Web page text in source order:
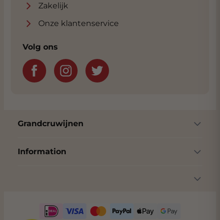
Afrekenpagina. We zitten bijna naast de
Rijksweg met volop parkeergelegenheid.
Zakelijk
Onze klantenservice
Volg ons
Grandcruwijnen
Information